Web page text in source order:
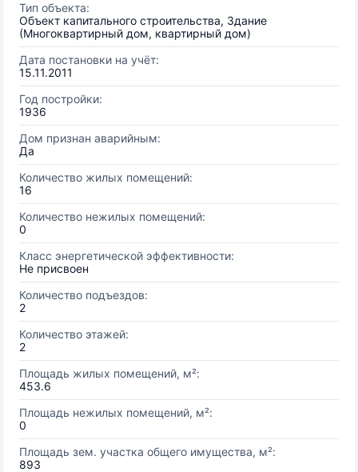
Тип объекта:
Объект капитального строительства, Здание
(Многоквартирный дом, квартирный дом)
Дата постановки на учёт:
15.11.2011
Год постройки:
1936
Дом признан аварийным:
Да
Количество жилых помещений:
16
Количество нежилых помещений:
0
Класс энергетической эффективности:
Не присвоен
Количество подъездов:
2
Количество этажей:
2
Площадь жилых помещений, м²:
453.6
Площадь нежилых помещений, м²:
0
Площадь зем. участка общего имущества, м²:
893